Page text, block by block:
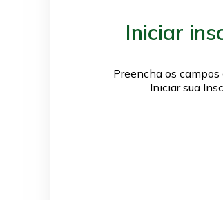
Iniciar
Preencha os campos
Iniciar sua